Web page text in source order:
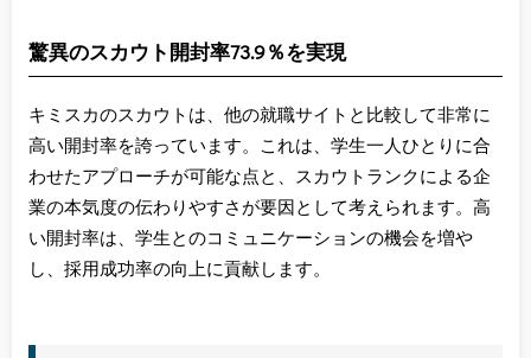
驚異のスカウト開封率73.9％を実現
キミスカのスカウトは、他の就職サイトと比較して非常に
高い開封率を誇っています。これは、学生一人ひとりに合
わせたアプローチが可能な点と、スカウトランクによる企
業の本気度の伝わりやすさが要因として考えられます。高
い開封率は、学生とのコミュニケーションの機会を増や
し、採用成功率の向上に貢献します。